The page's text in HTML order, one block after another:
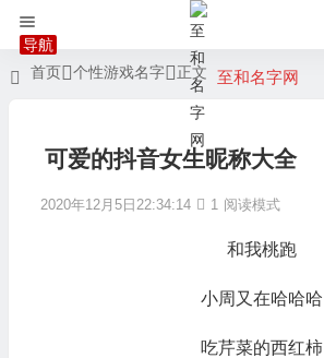
至和名字网
首页 个性游戏名字 正文
可爱的抖音女生昵称大全
2020年12月5日22:34:14 1 阅读模式
和我桃跑
小周又在哈哈哈
吃芹菜的西红柿